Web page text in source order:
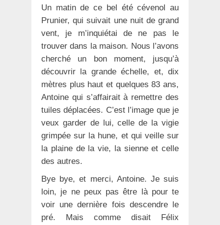
Un matin de ce bel été cévenol au
Prunier, qui suivait une nuit de grand
vent, je m’inquiétai de ne pas le
trouver dans la maison. Nous l’avons
cherché un bon moment, jusqu’à
découvrir la grande échelle, et, dix
mètres plus haut et quelques 83 ans,
Antoine qui s’affairait à remettre des
tuiles déplacées. C’est l’image que je
veux garder de lui, celle de la vigie
grimpée sur la hune, et qui veille sur
la plaine de la vie, la sienne et celle
des autres.
Bye bye, et merci, Antoine. Je suis
loin, je ne peux pas être là pour te
voir une dernière fois descendre le
pré. Mais comme disait Félix